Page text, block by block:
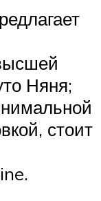
Няня;
стоит